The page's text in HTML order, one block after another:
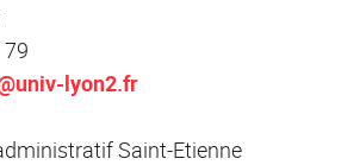
lyon2.fr
Saint-Etienne